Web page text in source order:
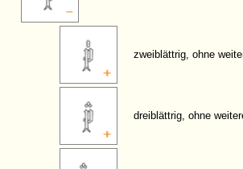
zweiblättrig, ohne
dreiblättrig, ohne